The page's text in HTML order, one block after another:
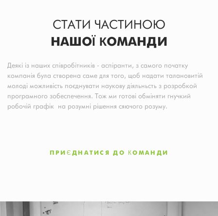
СТАТИ ЧАСТИНОЮ
НАШОЇ КОМАНДИ
Деякі із наших співробітників - аспіранти, з самого початку
компанія була створена саме для того, щоб надати талановитій
молоді можливість поєднувати наукову діяльньсть з розробкой
програмного зобеспечення. Тож ми готові обміняти гнучкий
робочій графік на розумні рішення сяючого розуму.
ПРИЄДНАТИСЯ ДО КОМАНДИ